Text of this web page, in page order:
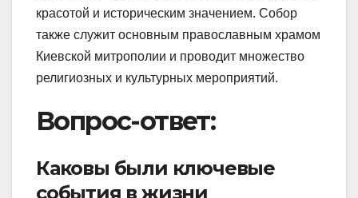
красотой и историческим значением. Собор
также служит основным православным храмом
Киевской митрополии и проводит множество
религиозных и культурных мероприятий.
Вопрос-ответ:
Каковы были ключевые
события в жизни